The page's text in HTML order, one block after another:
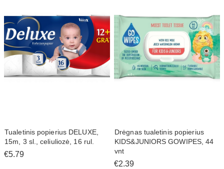
Tualetinis popierius DELUXE,
15m, 3 sl., celiuliozė, 16 rul.
€5.79
Drėgnas tualetinis popierius
KIDS&JUNIORS GOWIPES, 44
vnt
€2.39